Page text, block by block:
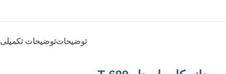
توضیحاتتوضیحات تکمیلی